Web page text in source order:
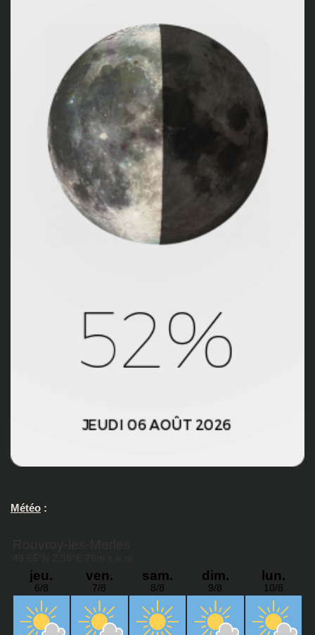
Météo :